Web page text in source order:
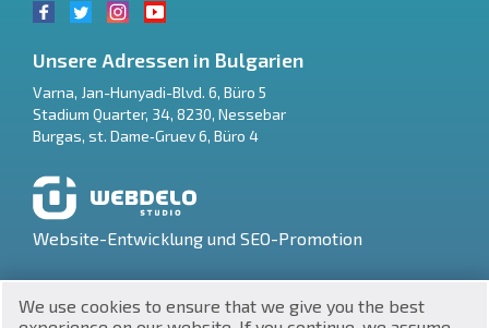
$
₴
Unsere Adressen in Bulgarien
Varna, Jan-Hunyadi-Blvd. 6, Büro 5
Stadium Quarter, 34, 8230, Nessebar
Burgas, st. Dame‑Gruev 6, Büro 4
Website-Entwicklung und SEO-Promotion
We use cookies to ensure that we give you the best